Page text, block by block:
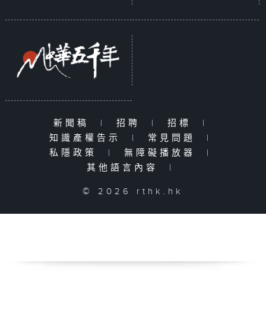
新聞稿 | 招聘 | 招標
|
知識產權告示
| 常見問題
|
私隱政策
| 無障礙播放器
|
其他語言內容
|
© 2026 rthk.hk